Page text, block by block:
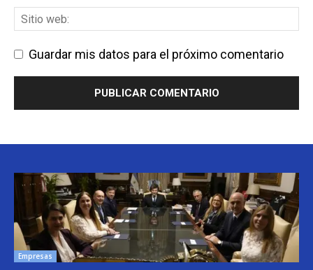
Guardar mis datos para el próximo comentario
Empresas